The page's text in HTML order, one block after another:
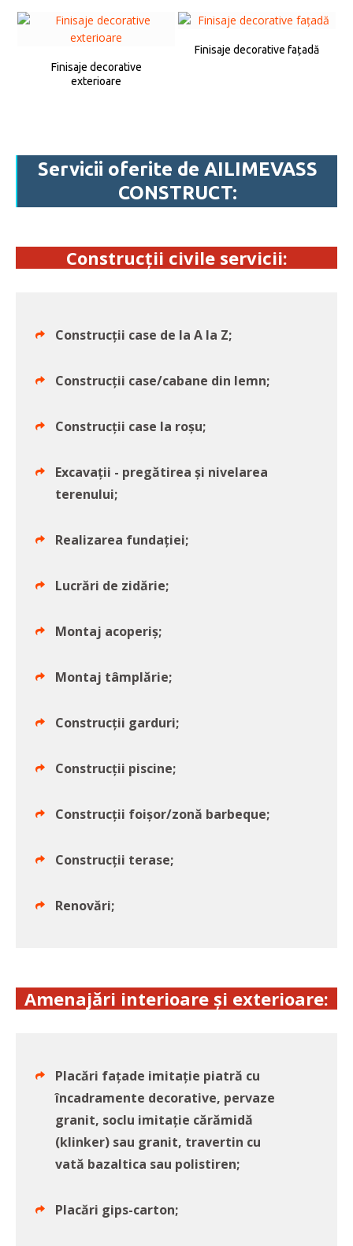
Finisaje decorative
exterioare
Finisaje decorative fațadă
Servicii oferite de AILIMEVASS
CONSTRUCT:
Construcții civile servicii:
Construcții case de la A la Z;
Construcții case/cabane din lemn;
Construcții case la roșu;
Excavații - pregătirea și nivelarea
terenului;
Realizarea fundației;
Lucrări de zidărie;
Montaj acoperiș;
Montaj tâmplărie;
Construcții garduri;
Construcții piscine;
Construcții foișor/zonă barbeque;
Construcții terase;
Renovări;
Amenajări interioare și exterioare:
Placări fațade imitație piatră cu
încadramente decorative, pervaze
granit, soclu imitație cărămidă
(klinker) sau granit, travertin cu
vată bazaltica sau polistiren;
Placări gips-carton;